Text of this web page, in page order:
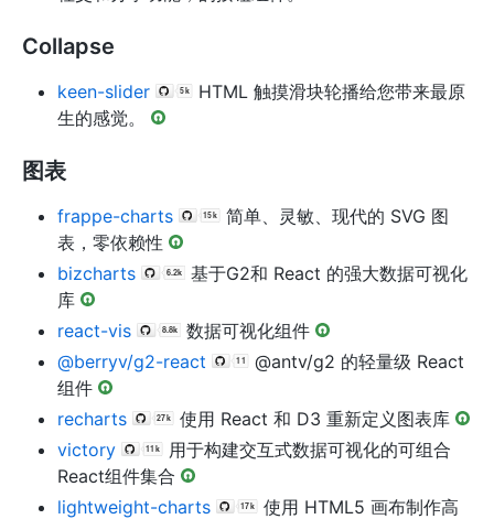
Collapse
keen-slider
HTML 触摸滑块轮播给您带来最原
生的感觉。
图表
frappe-charts
简单、灵敏、现代的 SVG 图
表，零依赖性
bizcharts
基于G2和 React 的强大数据可视化
库
react-vis
数据可视化组件
@berryv/g2-react
@antv/g2 的轻量级 React
组件
recharts
使用 React 和 D3 重新定义图表库
victory
用于构建交互式数据可视化的可组合
React组件集合
lightweight-charts
使用 HTML5 画布制作高